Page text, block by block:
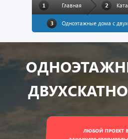
Главная
Одноэтажные дома с
ЛЮБОЙ ПРОЕКТ